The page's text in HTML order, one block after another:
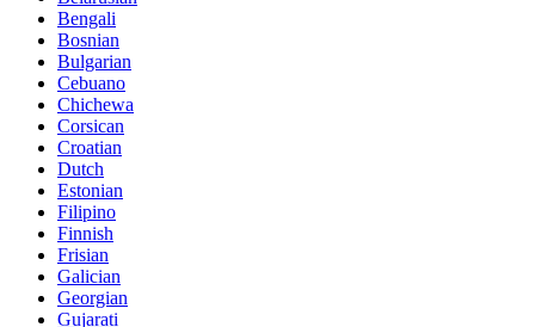
Bengali
Bosnian
Bulgarian
Cebuano
Chichewa
Corsican
Croatian
Dutch
Estonian
Filipino
Finnish
Frisian
Galician
Georgian
Gujarati